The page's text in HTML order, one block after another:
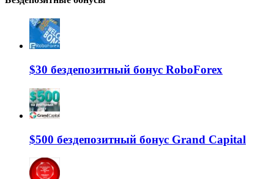
$30 бездепозитный бонус RoboForex
$500 бездепозитный бонус Grand Capital